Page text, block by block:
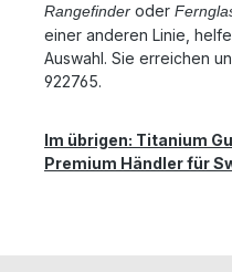
Rangefinder oder
einer anderen Linie,
Auswahl. Sie erreichen
922765.
Im übrigen: Titanium
Premium Händler für